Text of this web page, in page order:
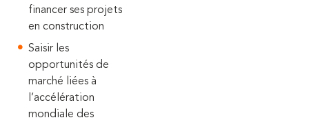
financer ses projets
en construction
Saisir les
opportunités de
marché liées à
l’accélération
mondiale des